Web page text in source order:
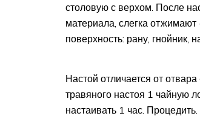
столовую с верхом. После
материала, слегка
поверхность: рану, гнойник,
Настой отличается от
травяного настоя 1 чайную
настаивать 1 час.